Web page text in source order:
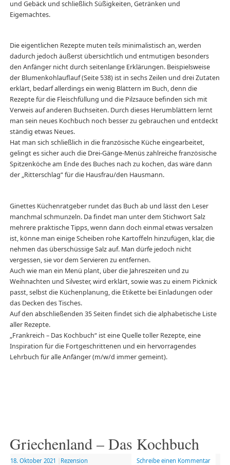
und Gebäck und schließlich Süßigkeiten, Getränken und
Eigemachtes.
Die eigentlichen Rezepte muten teils minimalistisch an, werden
dadurch jedoch äußerst übersichtlich und entmutigen besonders
den Anfänger nicht durch seitenlange Erklärungen. Beispielsweise
der Blumenkohlauflauf (Seite 538) ist in sechs Zeilen und drei Zutaten
erklärt, bedarf allerdings ein wenig Blättern im Buch, denn die
Rezepte für die Fleischfüllung und die Pilzsauce befinden sich mit
Verweis auf anderen Buchseiten. Durch dieses Herumblättern lernt
man sein neues Kochbuch noch besser zu gebrauchen und entdeckt
ständig etwas Neues.
Hat man sich schließlich in die französische Küche eingearbeitet,
gelingt es sicher auch die Drei-Gänge-Menüs zahlreiche französische
Spitzenköche am Ende des Buches nach zu kochen, das wäre dann
der „Ritterschlag“ für die Hausfrau/den Hausmann.
Ginettes Küchenratgeber rundet das Buch ab und lässt den Leser
manchmal schmunzeln. Da findet man unter dem Stichwort Salz
mehrere praktische Tipps, wenn dann doch einmal etwas versalzen
ist, könne man einige Scheiben rohe Kartoffeln hinzufügen, klar, die
nehmen das überschüssige Salz auf. Man dürfe jedoch nicht
vergessen, sie vor dem Servieren zu entfernen.
Auch wie man ein Menü plant, über die Jahreszeiten und zu
Weihnachten und Silvester, wird erklärt, sowie was zu einem Picknick
passt, selbst die Küchenplanung, die Etikette bei Einladungen oder
das Decken des Tisches.
Auf den abschließenden 35 Seiten findet sich die alphabetische Liste
aller Rezepte.
„Frankreich – Das Kochbuch“ ist eine Quelle toller Rezepte, eine
Inspiration für die Fortgeschrittenen und ein hervorragendes
Lehrbuch für alle Anfänger (m/w/d immer gemeint).
Griechenland – Das Kochbuch
18. Oktober 2021 Rezension Schreibe einen Kommentar